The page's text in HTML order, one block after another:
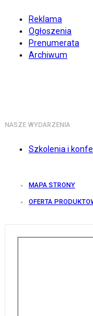
Reklama
Ogłoszenia
Prenumerata
Archiwum
NASZE WYDARZENIA
Szkolenia i
MAPA STRONY
OFERTA